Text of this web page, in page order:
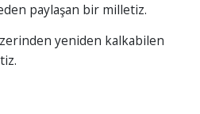
paylaşan bir milletiz.
yeniden kalkabilen